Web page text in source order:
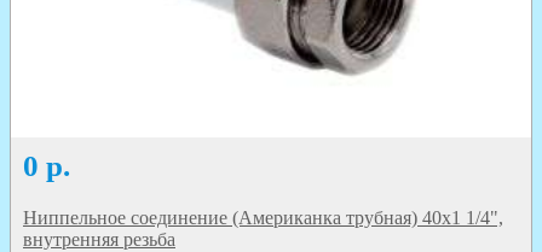
0 р.
Ниппельное соединение (Американка трубная) 40х1 1/4",
внутренняя резьба